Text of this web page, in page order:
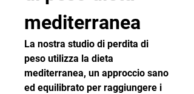
mediterranea
La nostra studio di perdita di
peso utilizza la dieta
mediterranea, un approccio sano
ed equilibrato per raggiungere i